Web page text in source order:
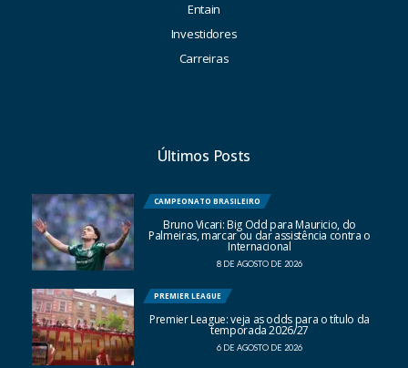
Entain
Investidores
Carreiras
Últimos Posts
CAMPEONATO BRASILEIRO
Bruno Vicari: Big Odd para Mauricio, do
Palmeiras, marcar ou dar assistência contra o
Internacional
8 DE AGOSTO DE 2026
PREMIER LEAGUE
Premier League: veja as odds para o título da
temporada 2026/27
6 DE AGOSTO DE 2026